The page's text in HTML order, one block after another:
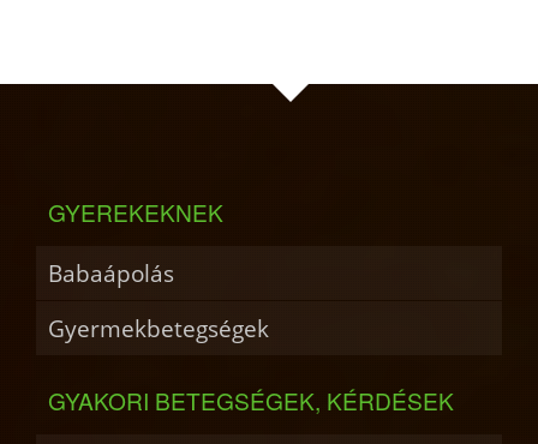
GYEREKEKNEK
Babaápolás
Gyermekbetegségek
GYAKORI BETEGSÉGEK, KÉRDÉSEK